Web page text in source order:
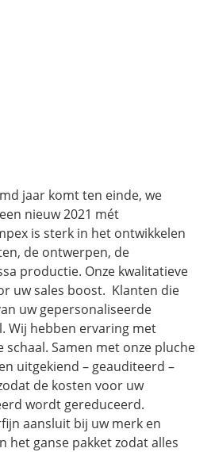
jaar komt ten einde, we
nieuw 2021 mét
is sterk in het ontwikkelen
de ontwerpen, de
productie. Onze kwalitatieve
uw sales boost. Klanten die
uw gepersonaliseerde
Wij hebben ervaring met
Samen met onze pluche
uitgekiend – geauditeerd –
de kosten voor uw
wordt gereduceerd.
aansluit bij uw merk en
het ganse pakket zodat alles